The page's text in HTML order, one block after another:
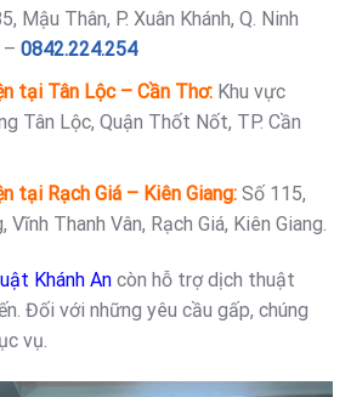
Mậu Thân, P. Xuân Khánh, Q. Ninh
– 0842.224.254
tại Tân Lộc – Cần Thơ:Khu vực
Tân Lộc, Quận Thốt Nốt, TP. Cần
tại Rạch Giá – Kiên Giang:Số 115,
Thanh Vân, Rạch Giá, Kiên Giang.
Khánh An còn hỗ trợ dịch thuật
Đối với những yêu cầu gấp, chúng
vụ.